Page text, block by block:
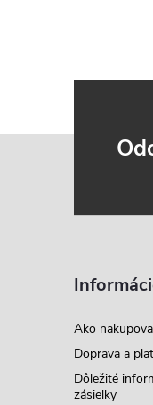
Ako
Doprava a
Dôležité
zásielky